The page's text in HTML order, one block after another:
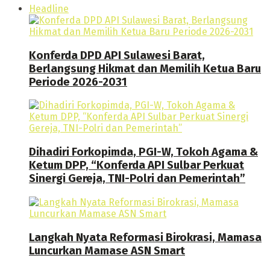
Headline
Konferda DPD API Sulawesi Barat,
Berlangsung Hikmat dan Memilih Ketua Baru
Periode 2026-2031
Dihadiri Forkopimda, PGI-W, Tokoh Agama &
Ketum DPP, “Konferda API Sulbar Perkuat
Sinergi Gereja, TNI-Polri dan Pemerintah”
Langkah Nyata Reformasi Birokrasi, Mamasa
Luncurkan Mamase ASN Smart